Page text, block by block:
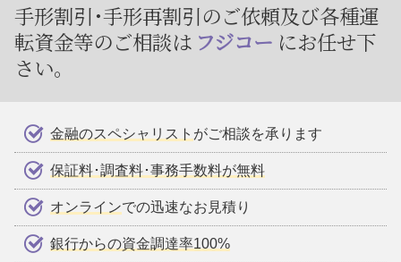
手形割引･手形再割引のご依頼及び各種運
転資金等のご相談は フジコー にお任せ下
さい。
金融のスペシャリスト がご相談を承ります
保証料･調査料･事務手数料が無料
オンラインでの迅速なお見積り
銀行からの資金調達率100%